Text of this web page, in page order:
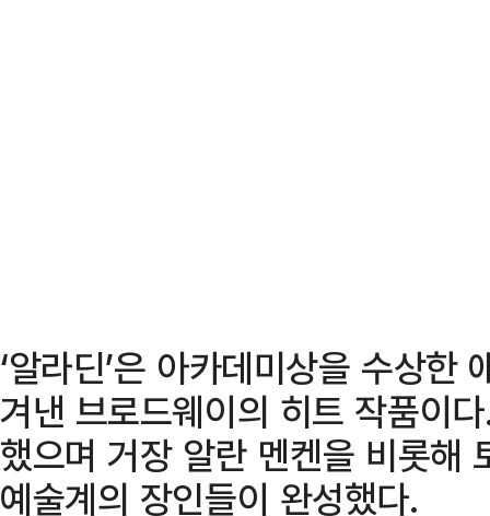
‘알라딘’은 아카데미상을 수상한
겨낸 브로드웨이의 히트 작품이
했으며 거장 알란 멘켄을 비롯해
예술계의 장인들이 완성했다.